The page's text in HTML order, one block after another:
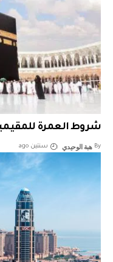
شروط العمرة
By هبة الوحيدي سنتين ago